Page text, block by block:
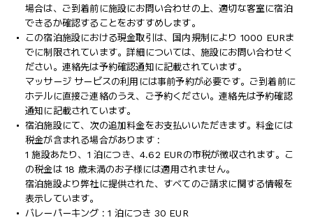
場合は、ご到着前に施設にお問い合わせの上、適切な客室に宿泊
できるか確認することをおすすめします。
この宿泊施設における現金取引は、国内規制により 1000 EURま
でに制限されています。詳細については、施設にお問い合わせく
ださい。連絡先は予約確認通知に記載されています。
マッサージ サービスの利用には事前予約が必要です。ご到着前に
ホテルに直接ご連絡のうえ、ご予約ください。連絡先は予約確認
通知に記載されています。
宿泊施設にて、次の追加料金をお支払いいただきます。料金には
税金が含まれる場合があります :
1 施設あたり、1 泊につき、4.62 EURの市税が徴収されます。こ
の税金は 18 歳未満のお子様には適用されません。
宿泊施設より弊社に提供された、すべてのご請求に関する情報を
表示しています。
バレーパーキング : 1 泊につき 30 EUR